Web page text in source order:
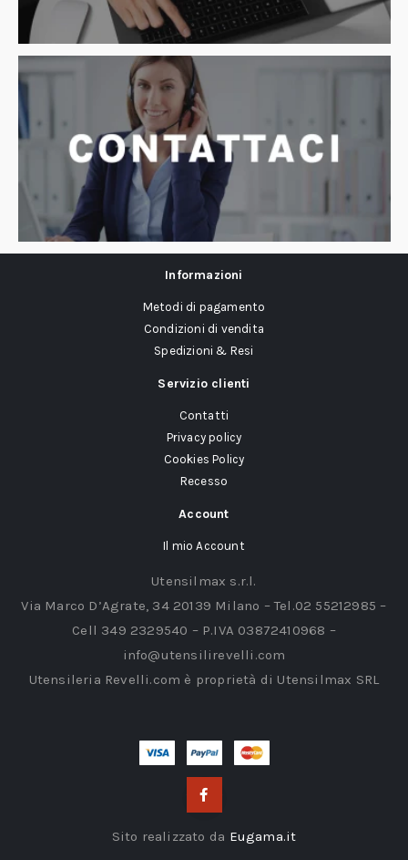
Informazioni
Metodi di pagamento
Condizioni di vendita
Spedizioni & Resi
Servizio clienti
Contatti
Privacy policy
Cookies Policy
Recesso
Account
Il mio Account
Utensilmax s.r.l.
Via Marco D’Agrate, 34 20139 Milano – Tel.02 55212985 –
Cell 349 2329540 – P.IVA 03872410968 –
info@utensilirevelli.com
Utensileria Revelli.com è proprietà di Utensilmax SRL
Sito realizzato da Eugama.it